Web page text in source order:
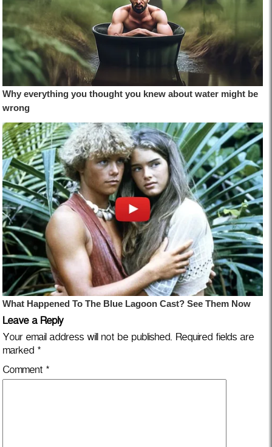
Leave a Reply
Your email address will not be published. Required fields are
marked *
Comment *